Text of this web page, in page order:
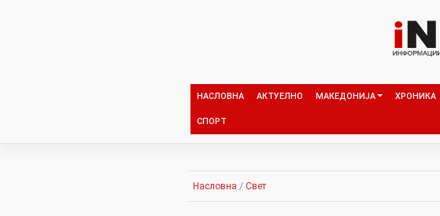
НАСЛОВНА АКТУЕЛНО МАКЕДОНИЈА ХРОНИКА
СПОРТ
Насловна / Свет